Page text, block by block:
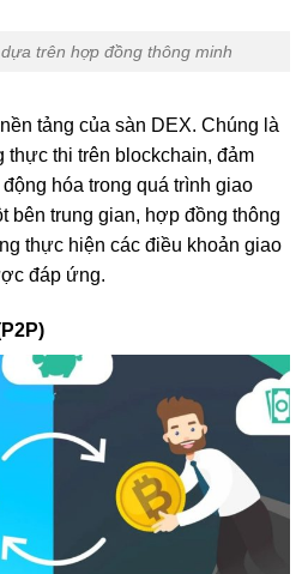
trên hợp đồng thông minh
tảng của sàn DEX. Chúng là
thi trên blockchain, đảm
hóa trong quá trình giao
bên trung gian, hợp đồng thông
thực hiện các điều khoản giao
đáp ứng.